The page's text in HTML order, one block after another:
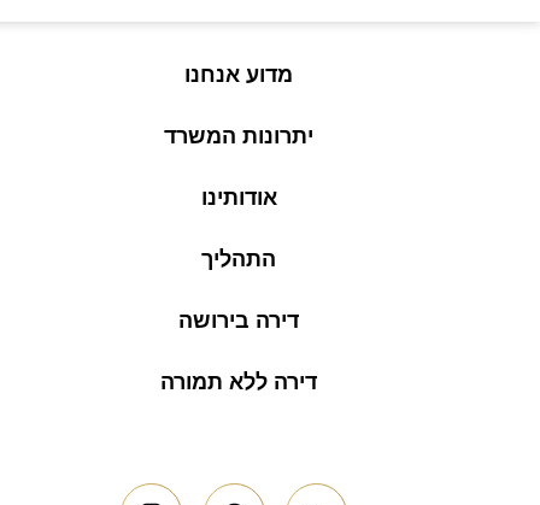
מדוע אנחנו
יתרונות המשרד
אודותינו
התהליך
דירה בירושה
דירה ללא תמורה